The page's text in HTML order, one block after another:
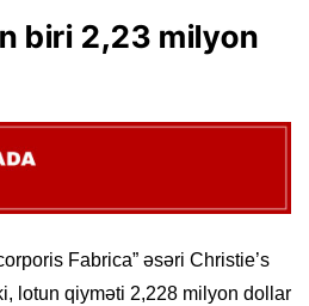
biri 2,23 milyon
Fabrica” ​​əsəri Christie’s
lotun qiyməti 2,228 milyon dollar